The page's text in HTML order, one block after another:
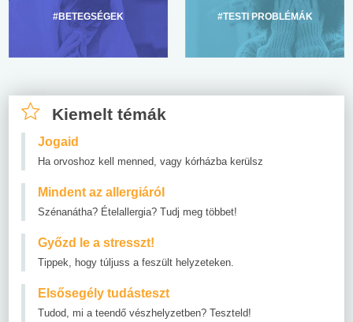
#BETEGSÉGEK #TESTI PROBLÉMÁK
Kiemelt témák
Jogaid
Ha orvoshoz kell menned, vagy kórházba kerülsz
Mindent az allergiáról
Szénanátha? Ételallergia? Tudj meg többet!
Győzd le a stresszt!
Tippek, hogy túljuss a feszült helyzeteken.
Elsősegély tudásteszt
Tudod, mi a teendő vészhelyzetben? Teszteld!